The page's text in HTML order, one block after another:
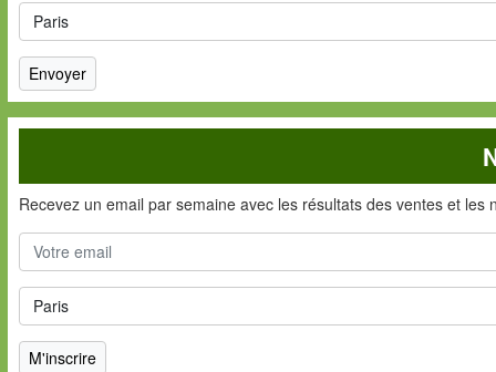
Recevez un email par semaine avec les résultats des ventes et